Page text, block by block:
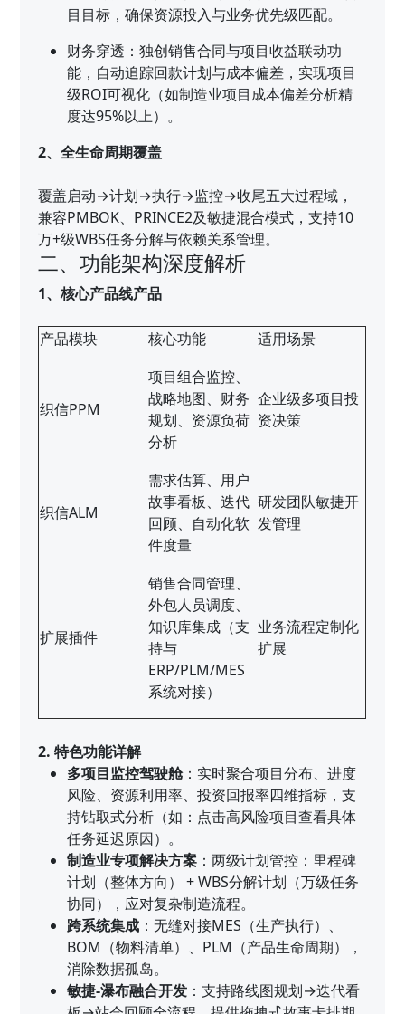
目目标，确保资源投入与业务优先级匹配。
财务穿透：独创销售合同与项目收益联动功
能，自动追踪回款计划与成本偏差，实现项目
级ROI可视化（如制造业项目成本偏差分析精
度达95%以上）。
2、全生命周期覆盖
覆盖启动→计划→执行→监控→收尾五大过程域，
兼容PMBOK、PRINCE2及敏捷混合模式，支持10
万+级WBS任务分解与依赖关系管理。
二、功能架构深度解析
1、核心产品线产品
产品模块 核心功能 适用场景
织信PPM
项目组合监控、
战略地图、财务
规划、资源负荷
分析
企业级多项目投
资决策
织信ALM
需求估算、用户
故事看板、迭代
回顾、自动化软
件度量
研发团队敏捷开
发管理
扩展插件
销售合同管理、
外包人员调度、
知识库集成（支
持与
ERP/PLM/MES
系统对接）
业务流程定制化
扩展
2. 特色功能详解
多项目监控驾驶舱：实时聚合项目分布、进度
风险、资源利用率、投资回报率四维指标，支
持钻取式分析（如：点击高风险项目查看具体
任务延迟原因）。
制造业专项解决方案 ：两级计划管控：里程碑
计划（整体方向） + WBS分解计划（万级任务
协同），应对复杂制造流程。
跨系统集成 ：无缝对接MES（生产执行）、
BOM（物料清单）、PLM（产品生命周期），
消除数据孤岛。
敏捷-瀑布融合开发 ：支持路线图规划→迭代看